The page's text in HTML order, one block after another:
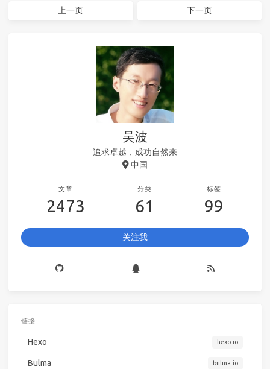
上一页 下一页
吴波
追求卓越，成功自然来
中国
文章
2473
分类
61
标签
99
关注我
链接
Hexo hexo.io
Bulma bulma.io